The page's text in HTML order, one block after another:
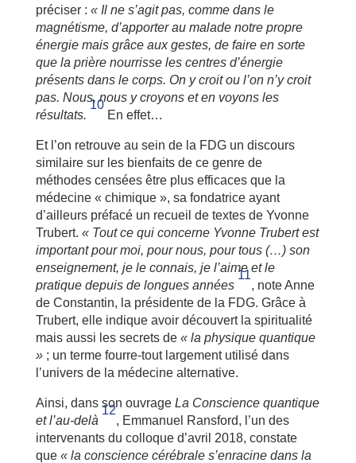
préciser : « Il ne s’agit pas, comme dans le
magnétisme, d’apporter au malade notre propre
énergie mais grâce aux gestes, de faire en sorte
que la prière nourrisse les centres d’énergie
présents dans le corps. On y croit ou l’on n’y croit
pas. Nous, nous y croyons et en voyons les
résultats.
10
En effet…
Et l’on retrouve au sein de la FDG un discours
similaire sur les bienfaits de ce genre de
méthodes censées être plus efficaces que la
médecine « chimique », sa fondatrice ayant
d’ailleurs préfacé un recueil de textes de Yvonne
Trubert. « Tout ce qui concerne Yvonne Trubert est
important pour moi, pour nous, pour tous (…) son
enseignement, je le connais, je l’aime et le
pratique depuis de longues années
11
, note Anne
de Constantin, la présidente de la FDG. Grâce à
Trubert, elle indique avoir découvert la spiritualité
mais aussi les secrets de « la physique quantique
»; un terme fourre-tout largement utilisé dans
l’univers de la médecine alternative.
Ainsi, dans son ouvrage La Conscience quantique
et l’au-delà
12
, Emmanuel Ransford, l’un des
intervenants du colloque d’avril 2018, constate
que « la conscience cérébrale s’enracine dans la